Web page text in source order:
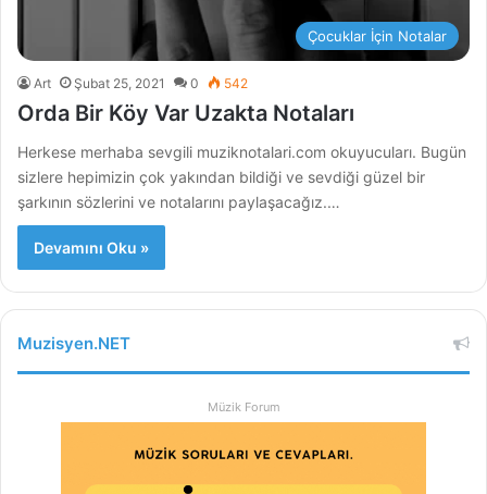
Çocuklar İçin Notalar
Art Şubat 25, 2021 0 542
Orda Bir Köy Var Uzakta Notaları
Herkese merhaba sevgili muziknotalari.com okuyucuları. Bugün
sizlere hepimizin çok yakından bildiği ve sevdiği güzel bir
şarkının sözlerini ve notalarını paylaşacağız.…
Devamını Oku »
Muzisyen.NET
Müzik Forum